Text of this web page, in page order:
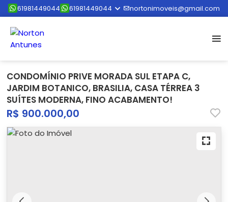
61981449044 61981449044 nortonimoveis@gmail.com
CONDOMÍNIO PRIVE MORADA SUL ETAPA C,
JARDIM BOTANICO, BRASILIA, CASA TÉRREA 3
SUÍTES MODERNA, FINO ACABAMENTO!
R$ 900.000,00